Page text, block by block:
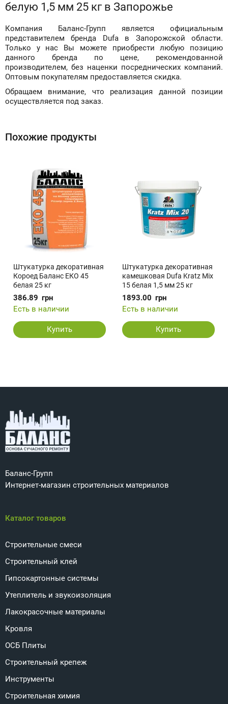
белую 1,5 мм 25 кг в Запорожье
Компания Баланс-Групп является официальным
представителем бренда Dufa в Запорожской области.
Только у нас Вы можете приобрести любую позицию
данного бренда по цене, рекомендованной
производителем, без наценки посреднических компаний.
Оптовым покупателям предоставляется скидка.
Обращаем внимание, что реализация данной позиции
осуществляется под заказ.
Похожие продукты
Штукатурка декоративная
Короед Баланс ЕКО 45
белая 25 кг
386.89 грн
Есть в наличии
Купить
Штукатурка декоративная
камешковая Dufa Kratz Mix
15 белая 1,5 мм 25 кг
1893.00 грн
Есть в наличии
Купить
Баланс-Групп
Интернет-магазин строительных материалов
Каталог товаров
Строительные смеси
Строительный клей
Гипсокартонные системы
Утеплитель и звукоизоляция
Лакокрасочные материалы
Кровля
ОСБ Плиты
Строительный крепеж
Инструменты
Строительная химия